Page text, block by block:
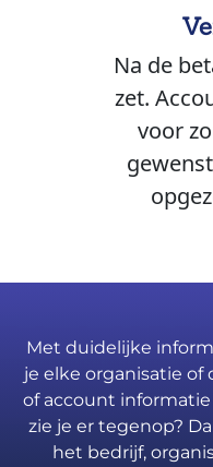
Na de
zet.
voor
Met duidelijke
je elke organisatie
of account
zie je er tegenop?
het bedrijf,